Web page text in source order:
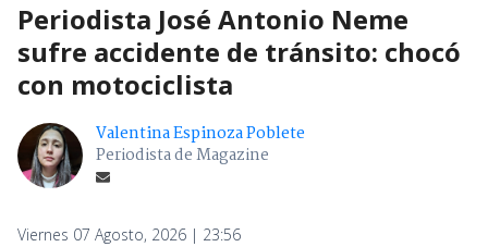
Periodista José Antonio Neme
sufre accidente de tránsito: chocó
con motociclista
Valentina Espinoza Poblete
Periodista de Magazine
Viernes 07 Agosto, 2026 | 23:56